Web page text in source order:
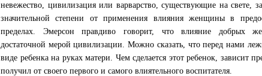
невежество, цивилизация или варварство, существующие на свете,
значительной степени от применения влияния женщины в
пределах. Эмерсон правдиво говорит, что влияние добрых
достаточной мерой цивилизации. Можно сказать, что перед нами
виде ребенка на руках матери. Чем сделается этот ребенок, зависит
получил от своего первого и самого влиятельного воспитателя.